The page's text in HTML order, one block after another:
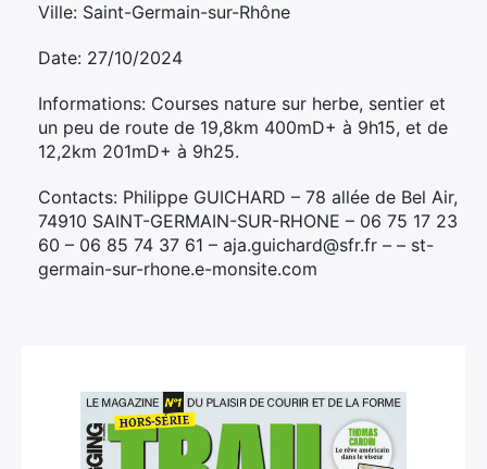
Ville: Saint-Germain-sur-Rhône
Date: 27/10/2024
Informations: Courses nature sur herbe, sentier et
un peu de route de 19,8km 400mD+ à 9h15, et de
12,2km 201mD+ à 9h25.
Contacts: Philippe GUICHARD – 78 allée de Bel Air,
74910 SAINT-GERMAIN-SUR-RHONE – 06 75 17 23
60 – 06 85 74 37 61 – aja.guichard@sfr.fr – – st-
germain-sur-rhone.e-monsite.com